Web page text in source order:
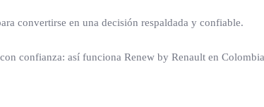
convertirse en una decisión respaldada y confiable.